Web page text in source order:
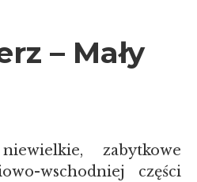
– Mały
zabytkowe
wschodniej części